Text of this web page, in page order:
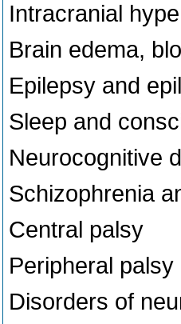
Intracranial
Brain edema,
Epilepsy and
Sleep and
Neurocognitive
Schizophrenia
Central palsy
Peripheral palsy
Disorders of